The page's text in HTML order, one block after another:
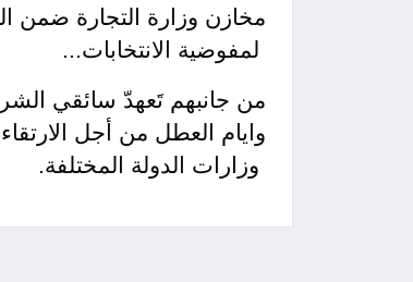
مخازن وزارة التجارة ضمن
لمفوضية الانتخابات...
من جانبھم تَعهدّ سائقي
وايام العطل من أجل الارتقاء
وزارات الدولة المختلفة.